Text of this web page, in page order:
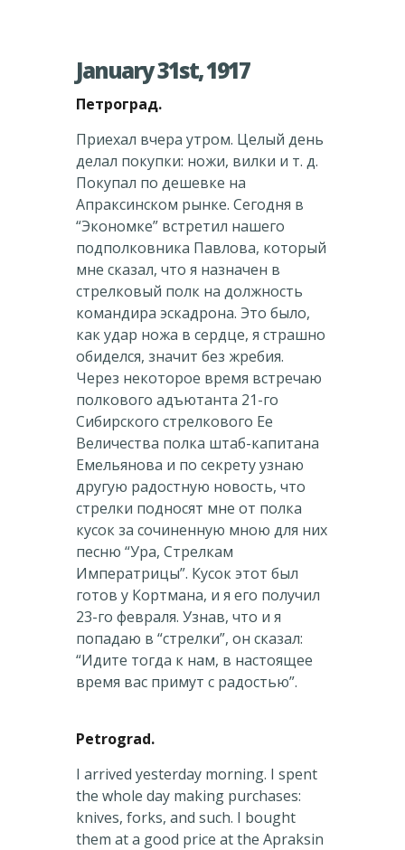
January 31st, 1917
Петроград.
Приехал вчера утром. Целый день
делал покупки: ножи, вилки и т. д.
Покупал по дешевке на
Апраксинском рынке. Сегодня в
“Экономке” встретил нашего
подполковника Павлова, который
мне сказал, что я назначен в
стрелковый полк на должность
командира эскадрона. Это было,
как удар ножа в сердце, я страшно
обиделся, значит без жребия.
Через некоторое время встречаю
полкового адъютанта 21-го
Сибирского стрелкового Ее
Величества полка штаб-капитана
Емельянова и по секрету узнаю
другую радостную новость, что
стрелки подносят мне от полка
кусок за сочиненную мною для них
песню “Ура, Стрелкам
Императрицы”. Кусок этот был
готов у Кортмана, и я его получил
23-го февраля. Узнав, что и я
попадаю в “стрелки”, он сказал:
“Идите тогда к нам, в настоящее
время вас примут с радостью”.
Petrograd.
I arrived yesterday morning. I spent
the whole day making purchases:
knives, forks, and such. I bought
them at a good price at the Apraksin